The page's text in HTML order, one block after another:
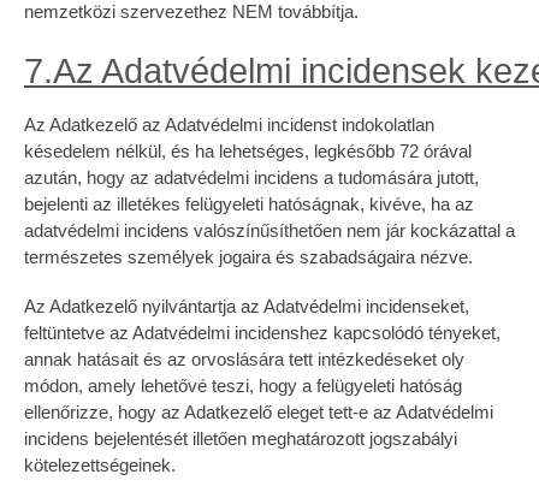
nemzetközi szervezethez NEM továbbítja.
7.Az Adatvédelmi incidensek
Az Adatkezelő az Adatvédelmi incidenst indokolatlan
késedelem nélkül, és ha lehetséges, legkésőbb 72 órával
azután, hogy az adatvédelmi incidens a tudomására jutott,
bejelenti az illetékes felügyeleti hatóságnak, kivéve, ha az
adatvédelmi incidens valószínűsíthetően nem jár kockázattal a
természetes személyek jogaira és szabadságaira nézve.
Az Adatkezelő nyilvántartja az Adatvédelmi incidenseket,
feltüntetve az Adatvédelmi incidenshez kapcsolódó tényeket,
annak hatásait és az orvoslására tett intézkedéseket oly
módon, amely lehetővé teszi, hogy a felügyeleti hatóság
ellenőrizze, hogy az Adatkezelő eleget tett-e az Adatvédelmi
incidens bejelentését illetően meghatározott jogszabályi
kötelezettségeinek.